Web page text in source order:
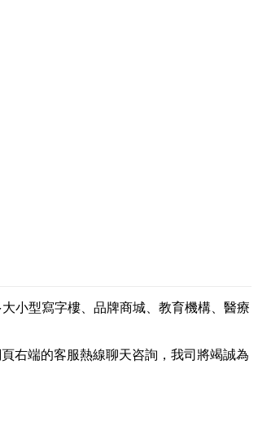
小型寫字樓、品牌商城、教育機構、醫療
頁右端的客服熱線聊天咨詢，我司將竭誠為